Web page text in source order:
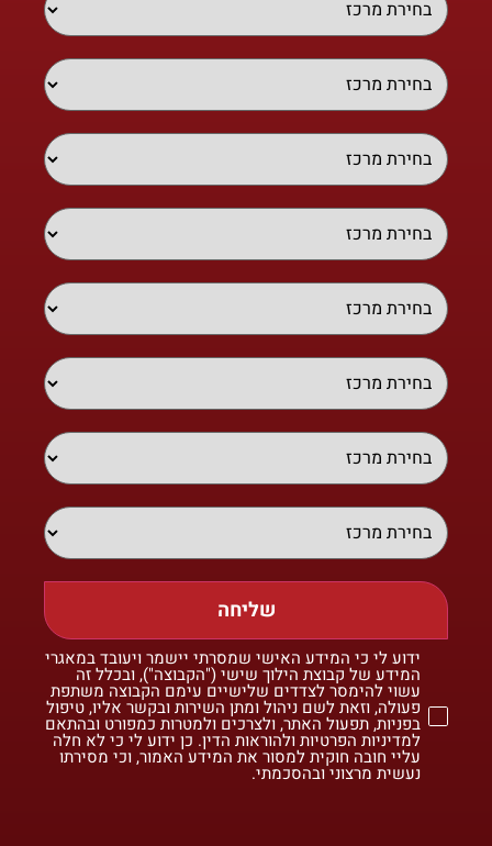
שליחה
ידוע לי כי המידע האישי שמסרתי יישמר ויעובד במאגרי
המידע של קבוצת הילוך שישי ("הקבוצה"), ובכלל זה
עשוי להימסר לצדדים שלישיים עימם הקבוצה משתפת
פעולה, וזאת לשם ניהול ומתן השירות ובקשר אליו, טיפול
בפניות, תפעול האתר, ולצרכים ולמטרות כמפורט ובהתאם
למדיניות הפרטיות ולהוראות הדין. כן ידוע לי כי לא חלה
עליי חובה חוקית למסור את המידע האמור, וכי מסירתו
נעשית מרצוני ובהסכמתי.